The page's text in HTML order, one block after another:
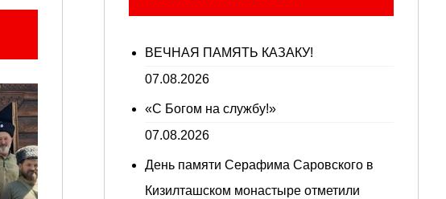
ВЕЧНАЯ ПАМЯТЬ КАЗАКУ!
07.08.2026
«С Богом на службу!»
07.08.2026
День памяти Серафима Саровского в
Кизилташском монастыре отметили